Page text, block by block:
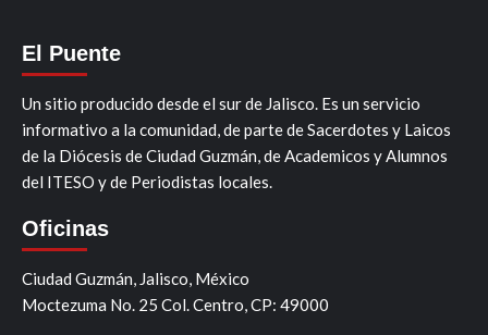
El Puente
Un sitio producido desde el sur de Jalisco. Es un servicio
informativo a la comunidad, de parte de Sacerdotes y Laicos
de la Diócesis de Ciudad Guzmán, de Academicos y Alumnos
del ITESO y de Periodistas locales.
Oficinas
Ciudad Guzmán, Jalisco, México
Moctezuma No. 25 Col. Centro, CP: 49000